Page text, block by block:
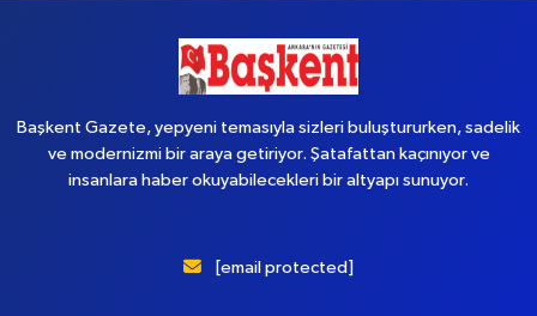
Başkent Gazete, yepyeni temasıyla sizleri buluştururken, sadelik
ve modernizmi bir araya getiriyor. Şatafattan kaçınıyor ve
insanlara haber okuyabilecekleri bir altyapı sunuyor.
[email protected]